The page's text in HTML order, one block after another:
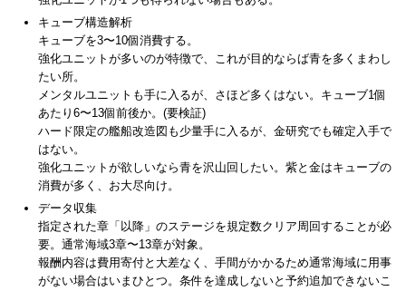
キューブ構造解析
キューブを3〜10個消費する。
強化ユニットが多いのが特徴で、これが目的ならば青を多くまわし
たい所。
メンタルユニットも手に入るが、さほど多くはない。キューブ1個
あたり6〜13個前後か。(要検証)
ハード限定の艦船改造図も少量手に入るが、金研究でも確定入手で
はない。
強化ユニットが欲しいなら青を沢山回したい。紫と金はキューブの
消費が多く、お大尽向け。
データ収集
指定された章「以降」のステージを規定数クリア周回することが必
要。通常海域3章〜13章が対象。
報酬内容は費用寄付と大差なく、手間がかかるため通常海域に用事
がない場合はいまひとつ。条件を達成しないと予約追加できないこ